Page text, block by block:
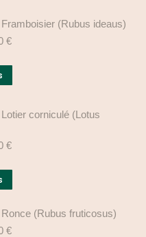
has
The
options
be
the
product
(Rubus ideaus)
€
has
may
be
corniculé (Lotus
€
has (Rubus fruticosus)
€